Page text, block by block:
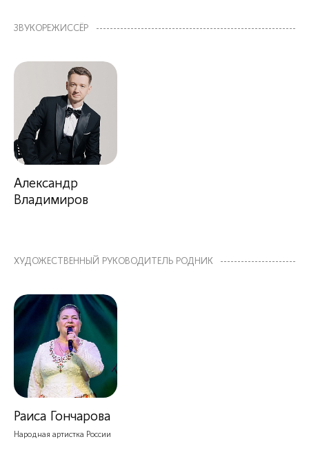
ЗВУКОРЕЖИССЁР
Александр
Владимиров
ХУДОЖЕСТВЕННЫЙ РУКОВОДИТЕЛЬ РОДНИК
Раиса Гончарова
Народная артистка России